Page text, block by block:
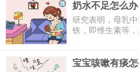
奶水不足怎么
研究表明，母乳
铁，即维生素等
一起来看看吧！
宝宝咳嗽有痰